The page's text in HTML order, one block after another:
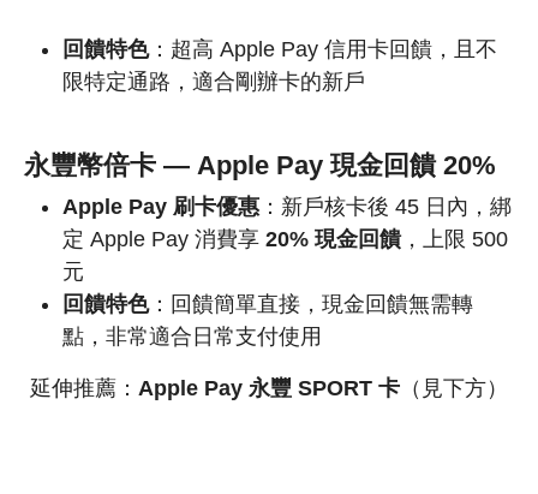
回饋特色：超高 Apple Pay 信用卡回饋，且不
限特定通路，適合剛辦卡的新戶
永豐幣倍卡 — Apple Pay 現金回饋 20%
Apple Pay 刷卡優惠 ：新戶核卡後 45 日內，綁
定 Apple Pay 消費享 20% 現金回饋，上限 500
元
回饋特色：回饋簡單直接，現金回饋無需轉
點，非常適合日常支付使用
延伸推薦： Apple Pay 永豐 SPORT 卡 （見下方）